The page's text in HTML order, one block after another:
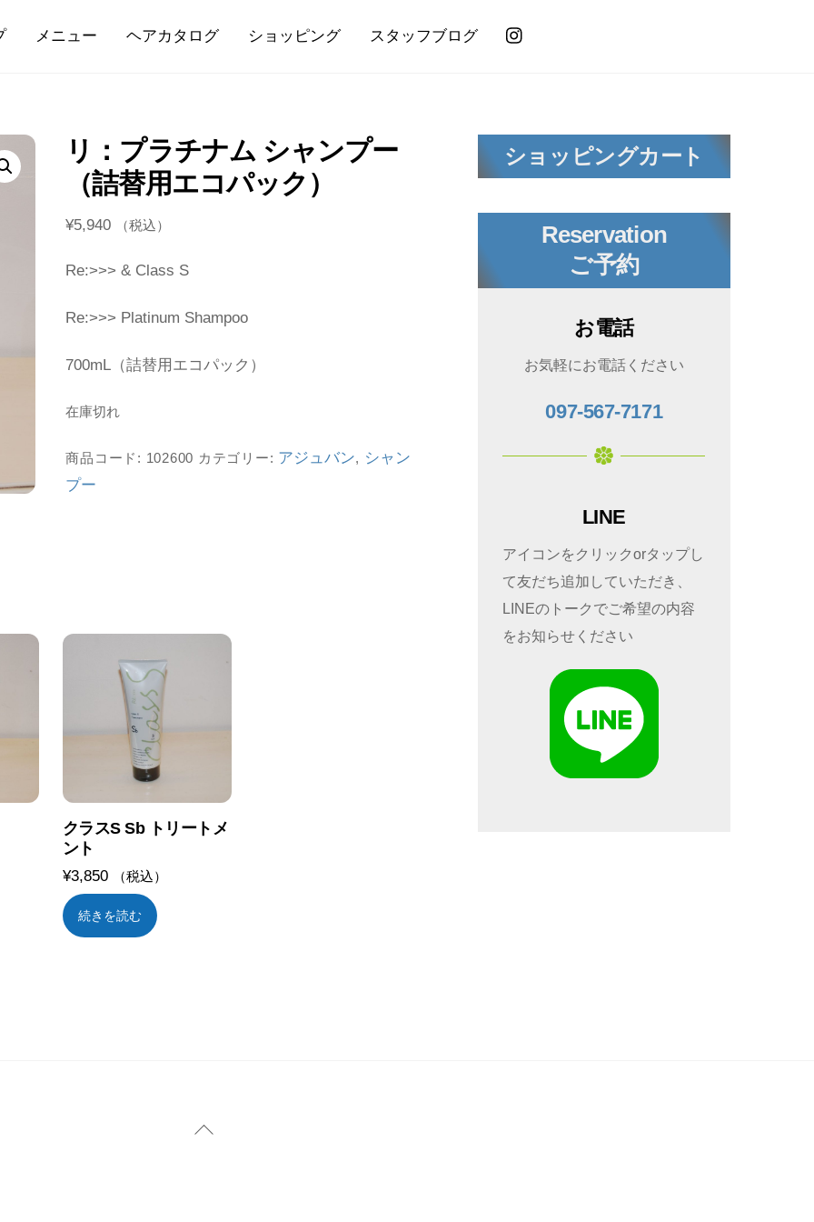
メニュー ヘアカタログ ショッピング スタッフブログ
リ：プラチナム シャンプー
（詰替用エコパック）
¥5,940 （税込）
Re:>>> & Class S
Re:>>> Platinum Shampoo
700mL（詰替用エコパック）
在庫切れ
商品コード: 102600 カテゴリー: アジュバン, シャン
プー
クラスS Sb トリートメ
ント
¥3,850 （税込）
続きを読む
ショッピングカート
Reservation
ご予約
お電話
お気軽にお電話ください
097-567-7171
LINE
アイコンをクリックorタップし
て友だち追加していただき、
LINEのトークでご希望の内容
をお知らせください
Back